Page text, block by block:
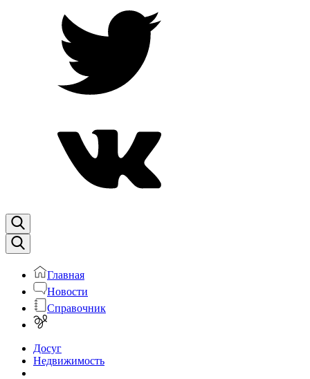
Главная
Новости
Справочник
Досуг
Недвижимость